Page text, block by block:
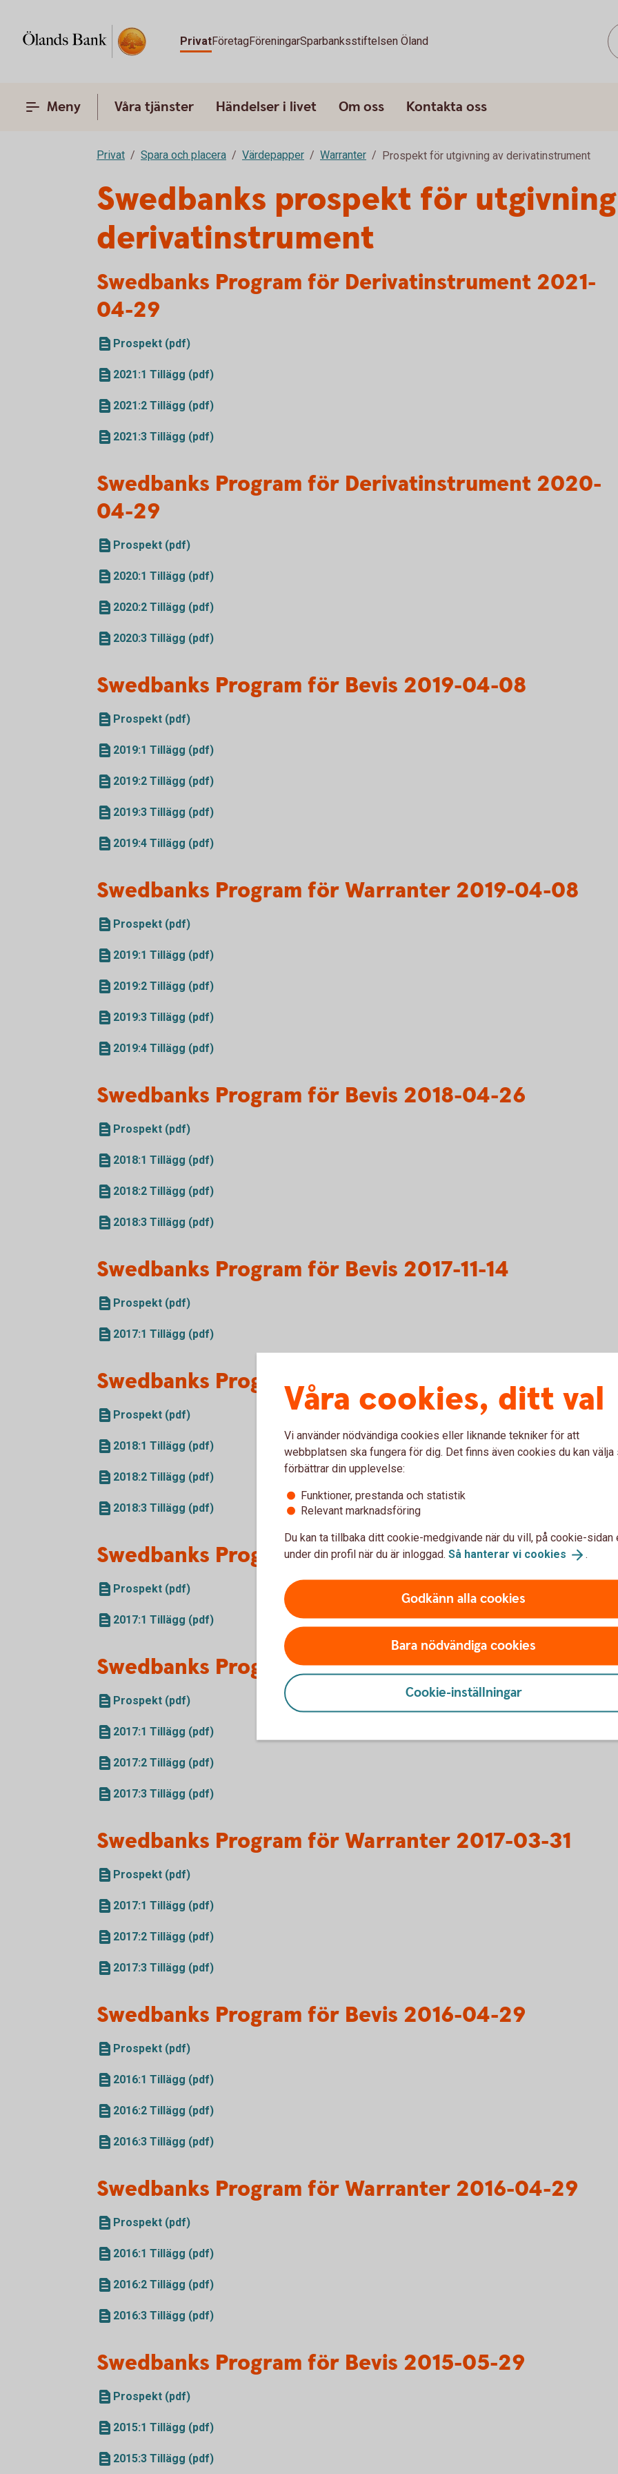
PrivatFöretagFöreningarSparbanksstiftelsen Öland
Meny Våra tjänster Händelser i livet Om oss Kontakta oss
Privat Spara och placera Värdepapper Warranter Prospekt för utgivning av derivatinstrument
Swedbanks prospekt för
derivatinstrument
Swedbanks Program för Derivatinstrument 2021-
04-29
Prospekt (pdf)
2021:1 Tillägg (pdf)
2021:2 Tillägg (pdf)
2021:3 Tillägg (pdf)
Swedbanks Program för Derivatinstrument 2020-
04-29
Prospekt (pdf)
2020:1 Tillägg (pdf)
2020:2 Tillägg (pdf)
2020:3 Tillägg (pdf)
Swedbanks Program för Bevis 2019-04-08
Prospekt (pdf)
2019:1 Tillägg (pdf)
2019:2 Tillägg (pdf)
2019:3 Tillägg (pdf)
2019:4 Tillägg (pdf)
Swedbanks Program för Warranter 2019-04-08
Prospekt (pdf)
2019:1 Tillägg (pdf)
2019:2 Tillägg (pdf)
2019:3 Tillägg (pdf)
2019:4 Tillägg (pdf)
Swedbanks Program för Bevis 2018-04-26
Prospekt (pdf)
2018:1 Tillägg (pdf)
2018:2 Tillägg (pdf)
2018:3 Tillägg (pdf)
Swedbanks Program för Bevis 2017-11-14
Prospekt (pdf)
2017:1 Tillägg (pdf)
Swedbanks Program för Warranter 2018-04-26
Prospekt (pdf)
2018:1 Tillägg (pdf)
2018:2 Tillägg (pdf)
2018:3 Tillägg (pdf)
Swedbanks Program för Warranter 2017-11-14
Prospekt (pdf)
2017:1 Tillägg (pdf)
Swedbanks Program för Bevis 2017-03-31
Prospekt (pdf)
2017:1 Tillägg (pdf)
2017:2 Tillägg (pdf)
2017:3 Tillägg (pdf)
Swedbanks Program för Warranter 2017-03-31
Prospekt (pdf)
2017:1 Tillägg (pdf)
2017:2 Tillägg (pdf)
2017:3 Tillägg (pdf)
Swedbanks Program för Bevis 2016-04-29
Prospekt (pdf)
2016:1 Tillägg (pdf)
2016:2 Tillägg (pdf)
2016:3 Tillägg (pdf)
Swedbanks Program för Warranter 2016-04-29
Prospekt (pdf)
2016:1 Tillägg (pdf)
2016:2 Tillägg (pdf)
2016:3 Tillägg (pdf)
Swedbanks Program för Bevis 2015-05-29
Prospekt (pdf)
2015:1 Tillägg (pdf)
2015:3 Tillägg (pdf)
Våra cookies, ditt val
Vi använder nödvändiga cookies eller liknande tekniker för att
webbplatsen ska fungera för dig. Det finns även cookies du kan välja
förbättrar din upplevelse:
Funktioner, prestanda och statistik
Relevant marknadsföring
Du kan ta tillbaka ditt cookie-medgivande när du vill, på cookie-sidan
under din profil när du är inloggad. Så hanterar vi cookies .
Godkänn alla cookies
Bara nödvändiga cookies
Cookie-inställningar